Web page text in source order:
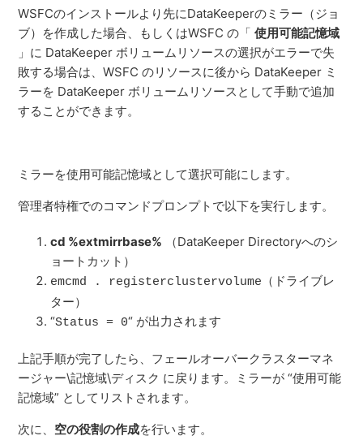
WSFCのインストールより先にDataKeeperのミラー（ジョ
ブ）を作成した場合、もしくはWSFC の「使用可能記憶域
」に DataKeeper ボリュームリソースの選択がエラーで失
敗する場合は、WSFC のリソースに後から DataKeeper ミ
ラーを DataKeeper ボ リュームリソースとして手動で追加
することができます。
ミラーを使用可能記憶域として選択可能にします。
管理者特権でのコマンドプロンプトで以下を実行します。
cd %extmirrbase%
（DataKeeper Directoryへのシ
ョートカット）
emcmd . registerclustervolume （ドライブレ
ター）
“Status = 0“ が出力されます
上記手順が完了したら、フェールオーバークラスターマネ
ージャー\記憶域\ディスク に戻ります。ミラーが “使用可能
記憶域” としてリストされます。
次に、 空の役割の作成を行います。